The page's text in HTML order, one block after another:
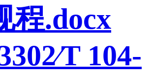
程.docx
104-